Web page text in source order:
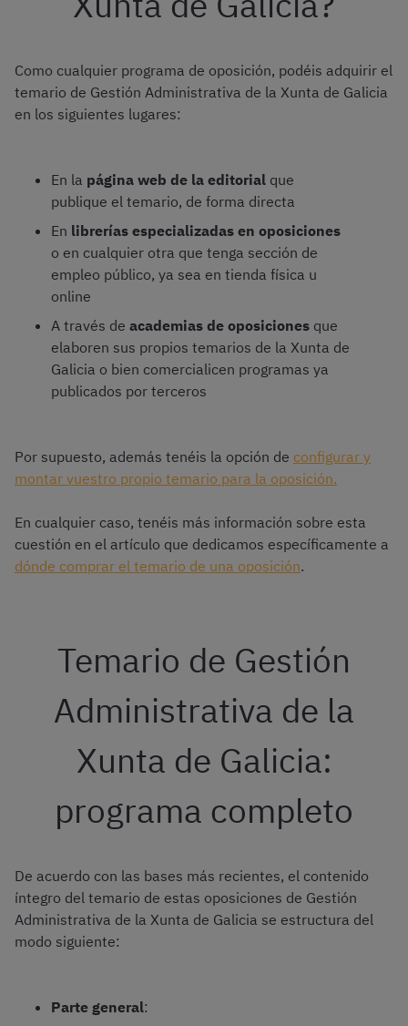
Como cualquier programa de oposición, podéis adquirir el
temario de Gestión Administrativa de la Xunta de Galicia
en los siguientes lugares:
En la página web de la editorial que
publique el temario, de forma directa
En librerías especializadas en oposiciones
o en cualquier otra que tenga sección de
empleo público, ya sea en tienda física u
online
A través de academias de oposiciones que
elaboren sus propios temarios de la Xunta de
Galicia o bien comercialicen programas ya
publicados por terceros
Por supuesto, además tenéis la opción de configurar y
montar vuestro propio temario para la oposición.
En cualquier caso, tenéis más información sobre esta
cuestión en el artículo que dedicamos específicamente a
dónde comprar el temario de una oposición.
Temario de Gestión
Administrativa de la
Xunta de Galicia:
programa completo
De acuerdo con las bases más recientes, el contenido
íntegro del temario de estas oposiciones de Gestión
Administrativa de la Xunta de Galicia se estructura del
modo siguiente:
Parte general: